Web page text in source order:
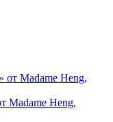
Madame Heng,